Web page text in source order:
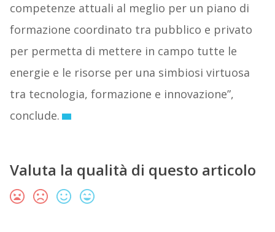
competenze attuali al meglio per un piano di
formazione coordinato tra pubblico e privato
per permetta di mettere in campo tutte le
energie e le risorse per una simbiosi virtuosa
tra tecnologia, formazione e innovazione”,
conclude.
Valuta la qualità di questo articolo